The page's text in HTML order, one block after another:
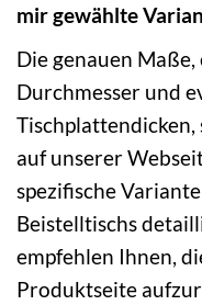
mir gewählte
Die genauen
Durchmesser und
auf unserer
spezifische
Beistelltischs
empfehlen Ihnen,
Produktseite